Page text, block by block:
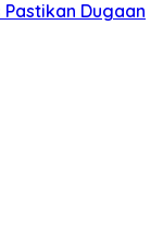
Pastikan Dugaan